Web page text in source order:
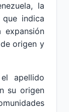
la
indica
origen y
apellido
su origen